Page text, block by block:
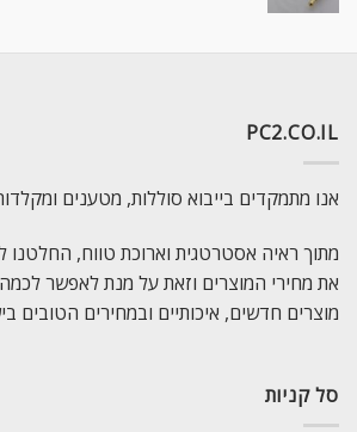
PC2.CO.IL
אנו מתמקדים בייבוא סוללות, מטענים
מתוך ראיה אסטרטגית וארוכת טווח, החלטנו
את מחירי המוצרים וזאת על מנת לאפשר
מוצרים חדשים, איכותיים ובמחירים הטובים
סל קניות